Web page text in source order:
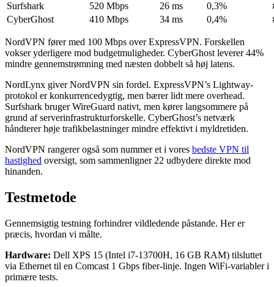
Surfshark 520 Mbps 26 ms 0,3%
CyberGhost
410 Mbps 34 ms 0,4%
NordVPN fører med 100 Mbps over ExpressVPN. Forskellen
vokser yderligere mod budgetmuligheder. CyberGhost leverer 44%
mindre gennemstrømning med næsten dobbelt så høj latens.
NordLynx giver NordVPN sin fordel. ExpressVPN’s Lightway-
protokol er konkurrencedygtig, men bærer lidt mere overhead.
Surfshark bruger WireGuard nativt, men kører langsommere på
grund af serverinfrastrukturforskelle. CyberGhost’s netværk
håndterer høje trafikbelastninger mindre effektivt i myldretiden.
NordVPN rangerer også som nummer et i vores bedste VPN til
hastighed oversigt, som sammenligner 22 udbydere direkte mod
hinanden.
Testmetode
Gennemsigtig testning forhindrer vildledende påstande. Her er
præcis, hvordan vi målte.
Hardware: Dell XPS 15 (Intel i7-13700H, 16 GB RAM) tilsluttet
via Ethernet til en Comcast 1 Gbps fiber-linje. Ingen WiFi-variabler i
primære tests.